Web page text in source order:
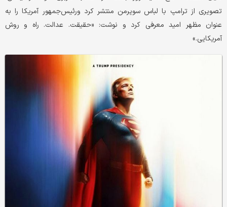
تصویری از ترامپ با لباس سوپرمن منتشر کرد ورئیس‌جمهور آمریکا را به
عنوان مظهر امید معرفی کرد و نوشت: «حقیقت. عدالت. راه و روش
آمریکایی.»